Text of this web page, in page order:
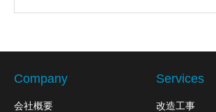
Company
会社概要
Services
改造工事